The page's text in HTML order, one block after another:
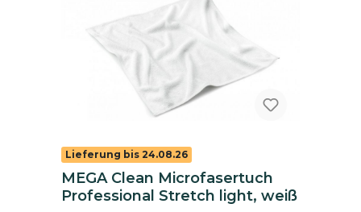
Lieferung bis 24.08.26
MEGA Clean Microfasertuch
Professional Stretch light, weiß